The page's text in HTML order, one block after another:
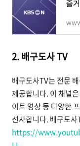
즐
2. 배구도사 TV
배구도사TV는 전문
제공합니다. 이 채널
이트 영상 등 다양한
선사합니다. 배구도사
https://